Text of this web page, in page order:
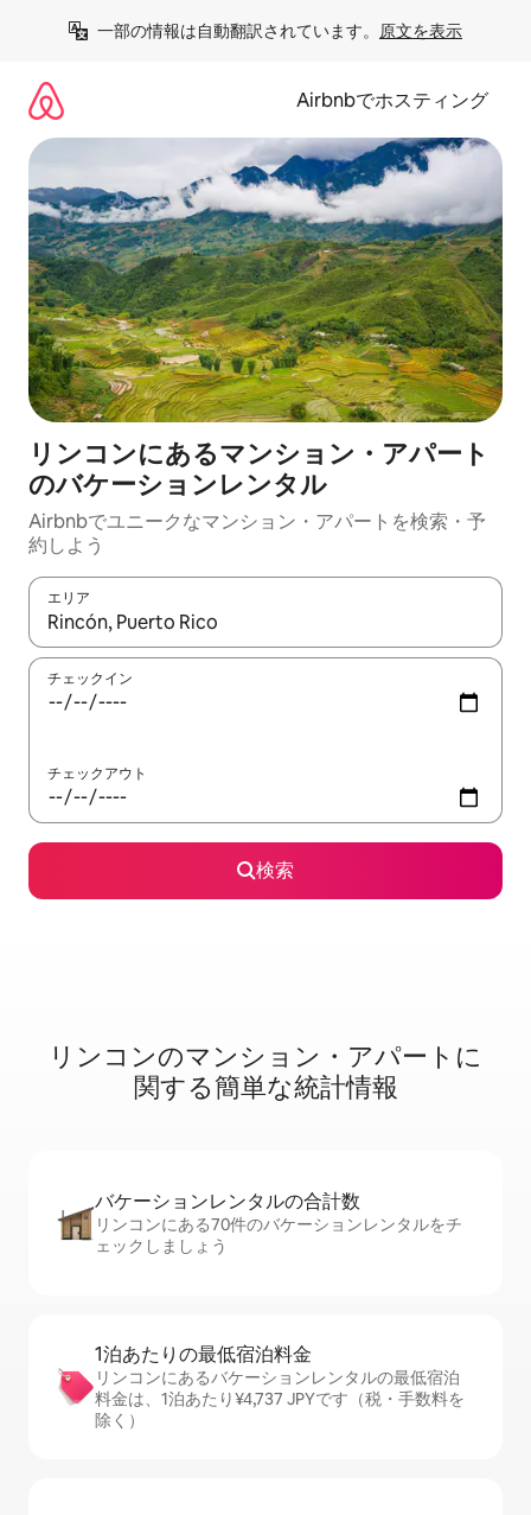
一部の情報は自動翻訳されています。 原文を表示
Airbnbでホスティング
リンコンにあるマンション・アパート
のバケーションレンタル
Airbnbでユニークなマンション・アパートを検索・予
約しよう
エリア
検索結果が表示されたら、上下の矢印キーを使って移動するか
チェックイン
チェックアウト
検索
リンコンのマ⁠ン⁠シ⁠ョ⁠ン・ア⁠パ⁠ー⁠ト⁠に
関⁠す⁠る簡⁠単⁠な統⁠計⁠情⁠報
バケーションレ⁠ン⁠タ⁠ル⁠の合⁠計⁠数
リンコンにある70件のバケーションレンタルをチ
ェックしましょう
1泊あたりの最⁠低⁠宿⁠泊⁠料⁠金
リンコンにあるバケーションレンタルの最低宿泊
料金は、1泊あたり¥4,737 JPYです（税・手数料を
除く）